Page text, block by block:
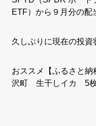
ETF）から９月分の配
久しぶりに現在の投資
おススメ【ふるさと
沢町 生干しイカ 5枚